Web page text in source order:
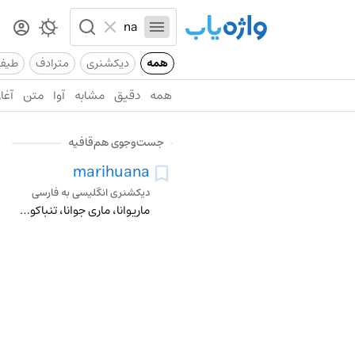
همه دیکشنری مترادف
همه دقیق مشابه آوا متن
جست‌وجوی هم‌قافیه
marihuana
دیکشنری انگلیسی به فارسی
ماریوانا، ماری جوانا، تنباکوی وحشی بیابانی، بته شاهدانه، کنف، حشیش